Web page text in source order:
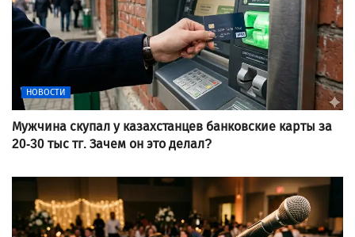
НОВОСТИ
Мужчина скупал у казахстанцев банковские карты за
20-30 тыс тг. Зачем он это делал?